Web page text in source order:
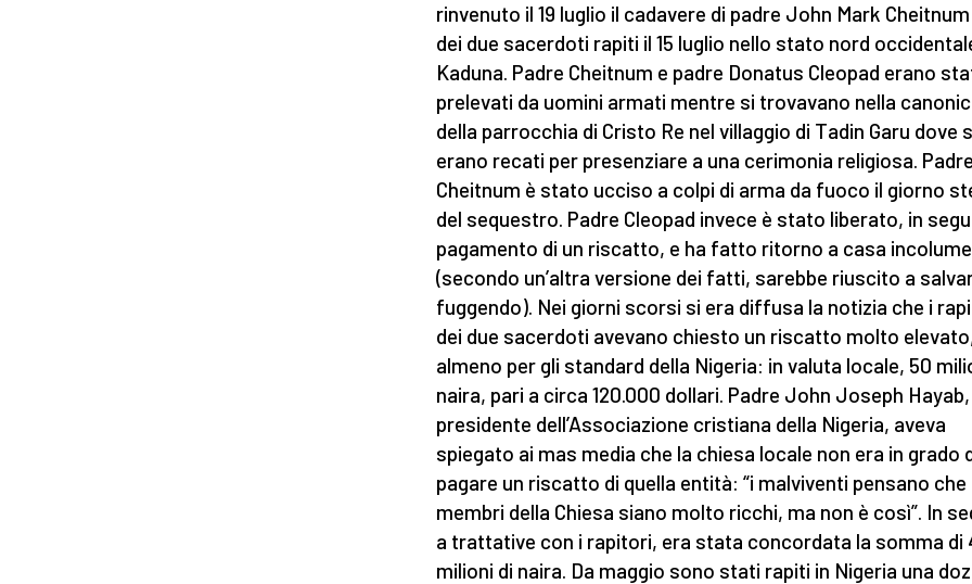
rinvenuto il 19 luglio il cadavere di padre John Mark
dei due sacerdoti rapiti il 15 luglio nello stato nord
Kaduna. Padre Cheitnum e padre Donatus Cleopad erano
prelevati da uomini armati mentre si trovavano nella
della parrocchia di Cristo Re nel villaggio di Tadin Garu dove
erano recati per presenziare a una cerimonia religiosa.
Cheitnum è stato ucciso a colpi di arma da fuoco il giorno
del sequestro. Padre Cleopad invece è stato liberato, in
pagamento di un riscatto, e ha fatto ritorno a casa incolume
(secondo un’altra versione dei fatti, sarebbe riuscito a
fuggendo). Nei giorni scorsi si era diffusa la notizia che i
dei due sacerdoti avevano chiesto un riscatto molto
almeno per gli standard della Nigeria: in valuta locale, 50
naira, pari a circa 120.000 dollari. Padre John Joseph Hayab,
presidente dell’Associazione cristiana della Nigeria, aveva
spiegato ai mas media che la chiesa locale non era in grado
pagare un riscatto di quella entità: “i malviventi pensano che
membri della Chiesa siano molto ricchi, ma non è così”. In
a trattative con i rapitori, era stata concordata la somma di
milioni di naira. Da maggio sono stati rapiti in Nigeria una